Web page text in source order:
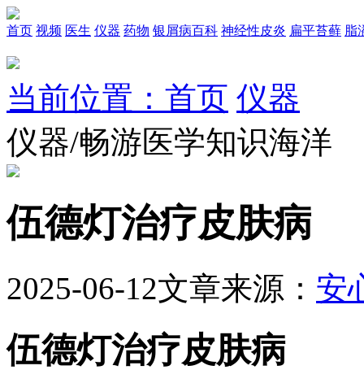
首页 视频 医生 仪器 药物 银屑病百科 神经性皮炎 扁平苔藓 脂
当前位置：首页 仪器
仪器/畅游医学知识海洋
伍德灯治疗皮肤病
2025-06-12文章来源： 安
伍德灯治疗皮肤病